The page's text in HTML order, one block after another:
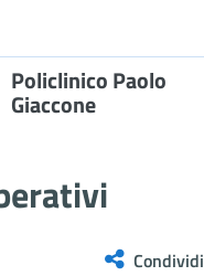
Policlinico Paolo
Giaccone
Condividi